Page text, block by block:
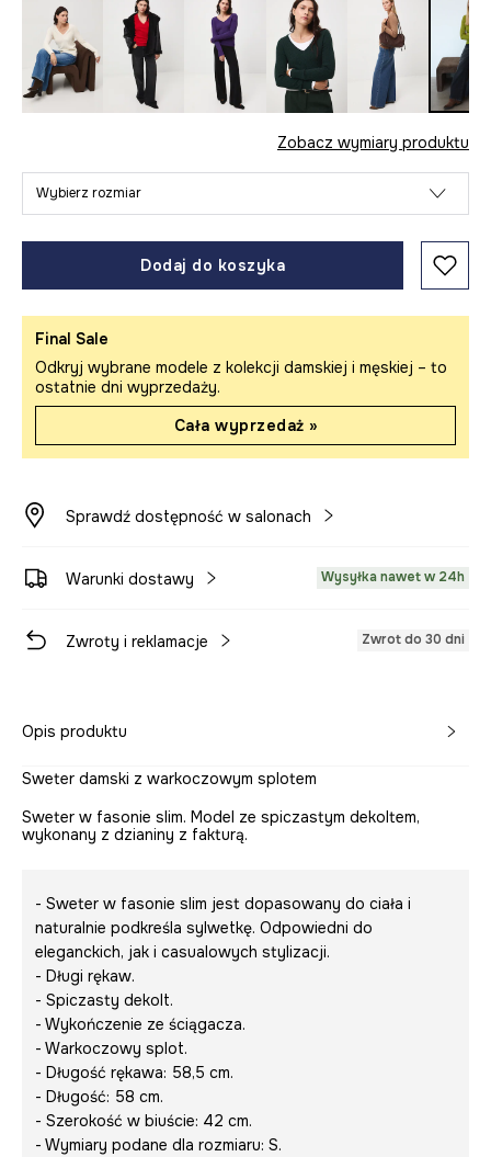
Zobacz wymiary produktu
Wybierz rozmiar
Dodaj do koszyka
Final Sale
Odkryj wybrane modele z kolekcji damskiej i męskiej – to
ostatnie dni wyprzedaży.
Cała wyprzedaż »
Sprawdź dostępność w salonach
Warunki dostawy Wysyłka nawet w 24h
Zwroty i reklamacje Zwrot do 30 dni
Opis produktu
Sweter damski z warkoczowym splotem
Sweter w fasonie slim. Model ze spiczastym dekoltem,
wykonany z dzianiny z fakturą.
- Sweter w fasonie slim jest dopasowany do ciała i
naturalnie podkreśla sylwetkę. Odpowiedni do
eleganckich, jak i casualowych stylizacji.
- Długi rękaw.
- Spiczasty dekolt.
- Wykończenie ze ściągacza.
- Warkoczowy splot.
- Długość rękawa: 58,5 cm.
- Długość: 58 cm.
- Szerokość w biuście: 42 cm.
- Wymiary podane dla rozmiaru: S.